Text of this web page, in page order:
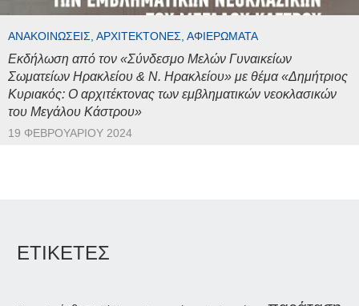
ΑΝΑΚΟΙΝΏΣΕΙΣ, ΑΡΧΙΤΈΚΤΟΝΕΣ, ΑΦΙΕΡΏΜΑΤΑ
Εκδήλωση από τον «Σύνδεσμο Μελών Γυναικείων
Σωματείων Ηρακλείου & Ν. Ηρακλείου» με θέμα «Δημήτριος
Κυριακός: Ο αρχιτέκτονας των εμβληματικών νεοκλασικών
του Μεγάλου Κάστρου»
19 ΦΕΒΡΟΥΑΡΊΟΥ 2024
ΕΤΙΚΕΤΕΣ